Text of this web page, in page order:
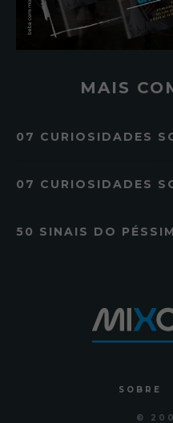
MAIS
07 CURIOSIDADES
07 CURIOSIDADES
50 SINAIS DO
SOBRE
©